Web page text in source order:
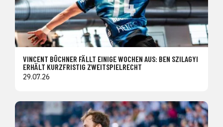
VINCENT BÜCHNER FÄLLT EINIGE WOCHEN AUS: BEN SZILAGYI
ERHÄLT KURZFRISTIG ZWEITSPIELRECHT
29.07.26